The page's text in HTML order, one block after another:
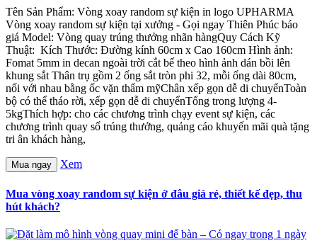
Tên Sản Phẩm: Vòng xoay random sự kiện in logo UPHARMA
Vòng xoay random sự kiện tại xưởng - Gọi ngay Thiên Phúc báo
giá Model: Vòng quay trúng thưởng nhãn hàngQuy Cách Kỹ
Thuật: Kích Thước: Đường kính 60cm x Cao 160cm Hình ảnh:
Fomat 5mm in decan ngoài trời cắt bế theo hình ảnh dán bồi lên
khung sắt Thân trụ gồm 2 ống sắt tròn phi 32, mỗi ống dài 80cm,
nối với nhau bằng ốc vặn thẩm mỹChân xếp gọn dễ di chuyểnToàn
bộ có thể tháo rời, xếp gọn dễ di chuyểnTổng trong lượng 4-
5kgThích hợp: cho các chương trình chạy event sự kiện, các
chương trình quay số trúng thưởng, quảng cáo khuyến mãi quà tặng
tri ân khách hàng,
Mua ngay Xem
Mua vòng xoay random sự kiện ở đâu giá rẻ, thiết kế đẹp, thu
hút khách?